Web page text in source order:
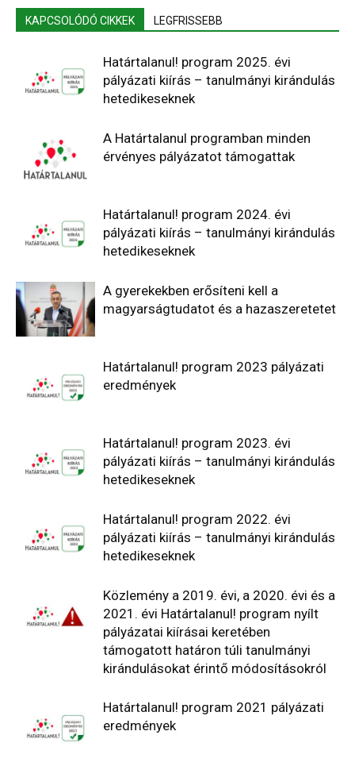
KAPCSOLÓDÓ CIKKEK LEGFRISSEBB
Határtalanul! program 2025. évi
pályázati kiírás – tanulmányi kirándulás
hetedikeseknek
A Határtalanul programban minden
érvényes pályázatot támogattak
Határtalanul! program 2024. évi
pályázati kiírás – tanulmányi kirándulás
hetedikeseknek
A gyerekekben erősíteni kell a
magyarságtudatot és a hazaszeretetet
Határtalanul! program 2023 pályázati
eredmények
Határtalanul! program 2023. évi
pályázati kiírás – tanulmányi kirándulás
hetedikeseknek
Határtalanul! program 2022. évi
pályázati kiírás – tanulmányi kirándulás
hetedikeseknek
Közlemény a 2019. évi, a 2020. évi és a
2021. évi Határtalanul! program nyílt
pályázatai kiírásai keretében
támogatott határon túli tanulmányi
kirándulásokat érintő módosításokról
Határtalanul! program 2021 pályázati
eredmények